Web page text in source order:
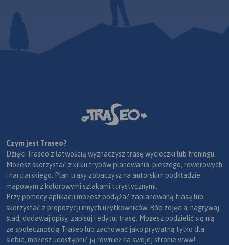
Czym jest Traseo?
Dzięki Traseo z łatwością wyznaczysz trasę wycieczki lub treningu.
Możesz skorzystać z kilku trybów planowania: pieszego, rowerowych
i narciarskiego. Plan trasy zobaczysz na autorskim podkładzie
mapowym z kolorowymi szlakami turystycznymi.
Przy pomocy aplikacji możesz podążać zaplanowaną trasą lub
skorzystać z propozycji innych użytkowników. Rób zdjęcia, nagrywaj
ślad, dodawaj opisy, zapisuj i edytuj trasę. Możesz podzielić się nią
ze społecznością Traseo lub zachować jako prywatną tylko dla
siebie, możesz udostępnić ją również na swojej stronie www!